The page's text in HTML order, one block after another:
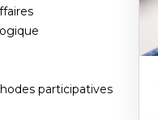
participatives